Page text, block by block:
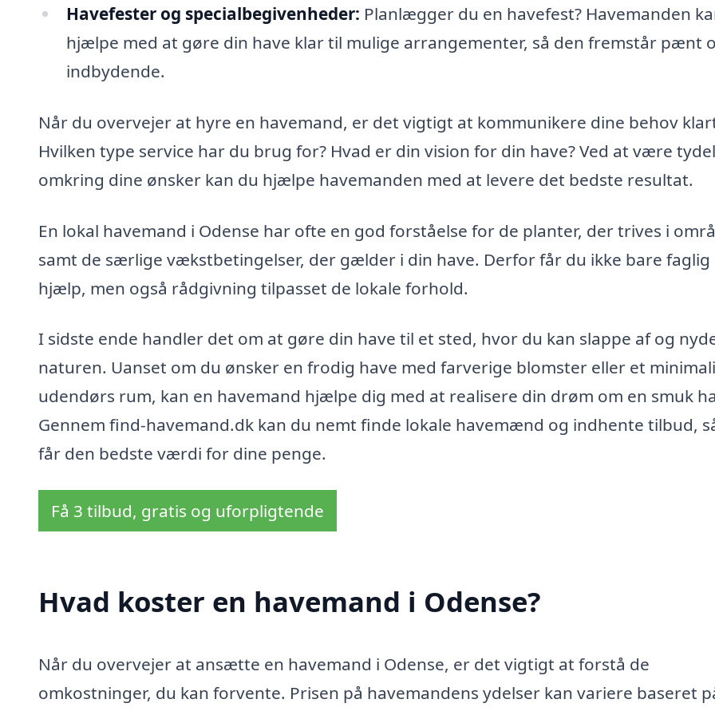
Havefester og specialbegivenheder: Planlægger du en havefest? Havemanden
hjælpe med at gøre din have klar til mulige arrangementer, så den fremstår pænt
indbydende.
Når du overvejer at hyre en havemand, er det vigtigt at kommunikere dine behov
Hvilken type service har du brug for? Hvad er din vision for din have? Ved at være
omkring dine ønsker kan du hjælpe havemanden med at levere det bedste resultat.
En lokal havemand i Odense har ofte en god forståelse for de planter, der trives i
samt de særlige vækstbetingelser, der gælder i din have. Derfor får du ikke bare faglig
hjælp, men også rådgivning tilpasset de lokale forhold.
I sidste ende handler det om at gøre din have til et sted, hvor du kan slappe af og
naturen. Uanset om du ønsker en frodig have med farverige blomster eller et
udendørs rum, kan en havemand hjælpe dig med at realisere din drøm om en smuk
Gennem find-havemand.dk kan du nemt finde lokale havemænd og indhente tilbud,
får den bedste værdi for dine penge.
Få 3 tilbud, gratis og uforpligtende
Hvad koster en havemand i Odense?
Når du overvejer at ansætte en havemand i Odense, er det vigtigt at forstå de
omkostninger, du kan forvente. Prisen på havemandens ydelser kan variere baseret